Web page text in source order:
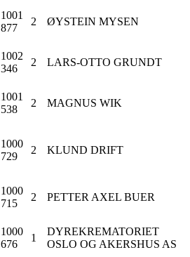
1001
877
2 ØYSTEIN MYSEN
1002
346
2 LARS-OTTO GRUNDT
1001
538
2 MAGNUS WIK
1000
729
2 KLUND DRIFT
1000
715
2 PETTER AXEL BUER
1000
676
1
DYREKREMATORIET
OSLO OG AKERSHUS AS